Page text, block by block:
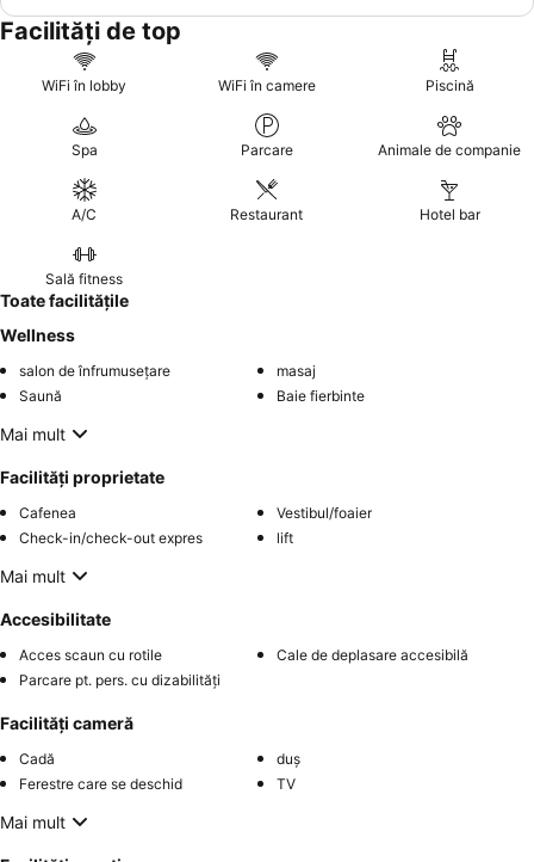
Facilități de top
WiFi în lobby WiFi în camere Piscină
Spa Parcare Animale de companie
A/C Restaurant Hotel bar
Sală fitness
Toate facilitățile
Wellness
salon de înfrumusețare
masaj
Saună
Baie fierbinte
Mai mult
Facilități proprietate
Cafenea
Vestibul/foaier
Check-in/check-out expres
lift
Mai mult
Accesibilitate
Acces scaun cu rotile
Cale de deplasare accesibilă
Parcare pt. pers. cu dizabilități
Facilități cameră
Cadă
duș
Ferestre care se deschid
TV
Mai mult